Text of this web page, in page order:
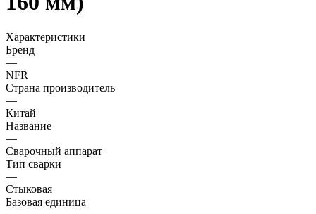
Характеристики
Бренд
—
NFR
Страна производитель
—
Китай
Название
—
Сварочный аппарат
Тип сварки
—
Стыковая
Базовая единица